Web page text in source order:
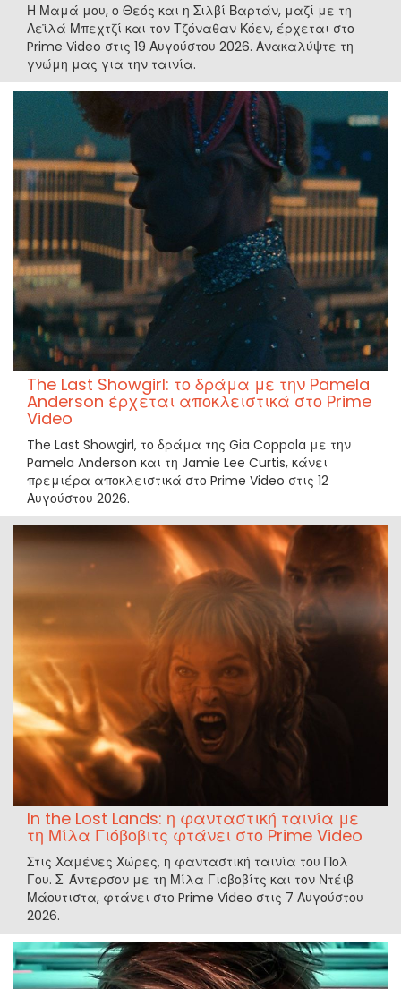
Η Μαμά μου, ο Θεός και η Σιλβί Βαρτάν, μαζί με τη
Λεϊλά Μπεχτζί και τον Τζόναθαν Κόεν, έρχεται στο
Prime Video στις 19 Αυγούστου 2026. Ανακαλύψτε τη
γνώμη μας για την ταινία.
The Last Showgirl: το δράμα με την Pamela
Anderson έρχεται αποκλειστικά στο Prime
Video
The Last Showgirl, το δράμα της Gia Coppola με την
Pamela Anderson και τη Jamie Lee Curtis, κάνει
πρεμιέρα αποκλειστικά στο Prime Video στις 12
Αυγούστου 2026.
In the Lost Lands: η φανταστική ταινία με
τη Μίλα Γιόβοβιτς φτάνει στο Prime Video
Στις Χαμένες Χώρες, η φανταστική ταινία του Πολ
Γου. Σ. Άντερσον με τη Μίλα Γιοβοβίτς και τον Ντέιβ
Μάουτιστα, φτάνει στο Prime Video στις 7 Αυγούστου
2026.